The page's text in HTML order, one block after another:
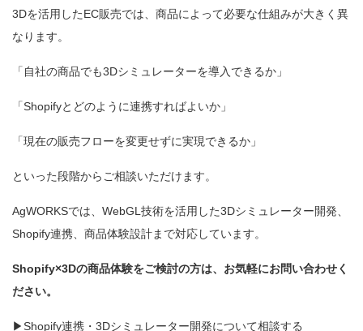
3Dを活用したEC販売では、商品によって必要な仕組みが大きく異
なります。
「自社の商品でも3Dシミュレーターを導入できるか」
「Shopifyとどのように連携すればよいか」
「現在の販売フローを変更せずに実現できるか」
といった段階からご相談いただけます。
AgWORKSでは、WebGL技術を活用した3Dシミュレーター開発、
Shopify連携、商品体験設計まで対応しています。
Shopify×3Dの商品体験をご検討の方は、お気軽にお問い合わせく
ださい。
▶Shopify連携・3Dシミュレーター開発について相談する